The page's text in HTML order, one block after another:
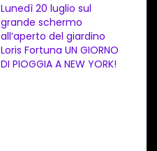
Lunedì 20 luglio sul
grande schermo
all’aperto del giardino
Loris Fortuna UN GIORNO
DI PIOGGIA A NEW YORK!